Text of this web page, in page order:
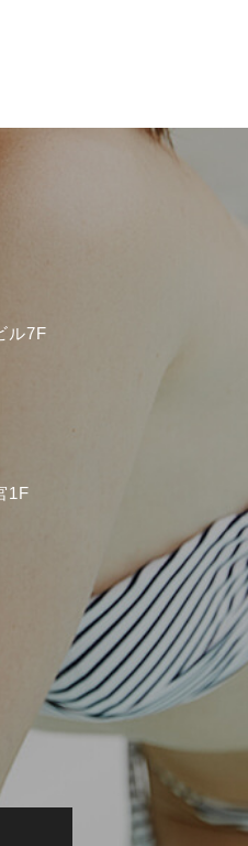
ル7F
1F